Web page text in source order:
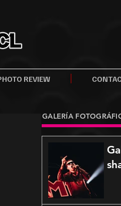
REVIEW
GALERÍA